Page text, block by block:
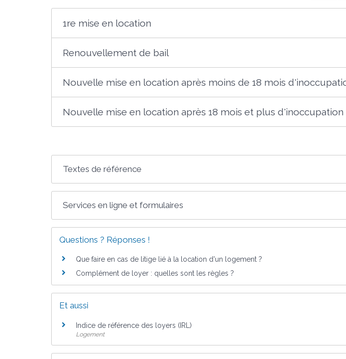
1re mise en location
Renouvellement de bail
Nouvelle mise en location après moins de 18 mois
Nouvelle mise en location après 18 mois et plus d'inoccupation
Textes de référence
Services en ligne et formulaires
Questions ? Réponses !
Que faire en cas de litige lié à la location d'un logement ?
Complément de loyer : quelles sont les règles ?
Et aussi
Indice de référence des loyers (IRL)
Logement